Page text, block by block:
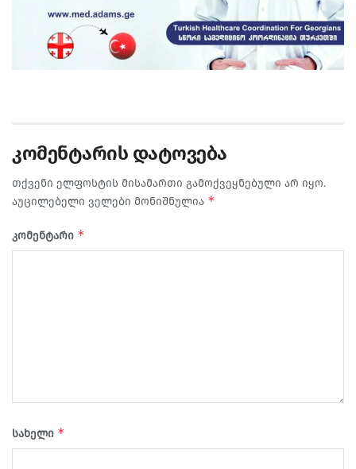
კომენტარის დატოვება
თქვენი ელფოსტის მისამართი გამოქვეყნებული არ იყო.
აუცილებელი ველები მონიშნულია *
კომენტარი *
სახელი *